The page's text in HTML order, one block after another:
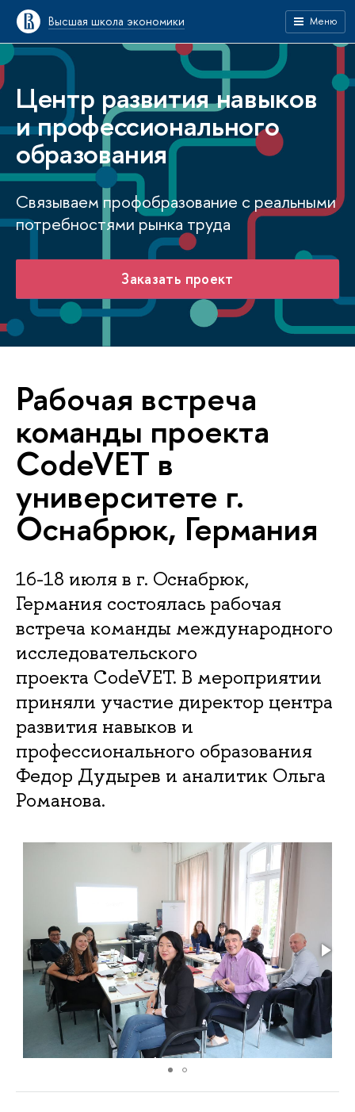
Высшая школа экономики Меню
Центр развития навыков
и профессионального
образования
Связываем профобразование с реальными
потребностями рынка труда
Заказать проект
Рабочая встреча
команды проекта
CodeVET в
университете г.
Оснабрюк, Германия
16-18 июля в г. Оснабрюк,
Германия состоялась рабочая
встреча команды международного
исследовательского
проекта CodeVET. В мероприятии
приняли участие директор центра
развития навыков и
профессионального образования
Федор Дудырев и аналитик Ольга
Романова.